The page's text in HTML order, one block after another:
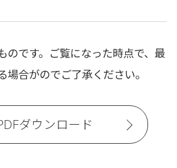
のです。ご覧になった時点で、最
場合がのでご了承ください。
ダウンロード